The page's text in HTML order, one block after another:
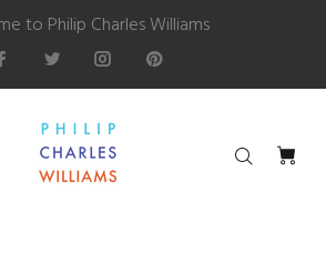
to Philip Charles Williams